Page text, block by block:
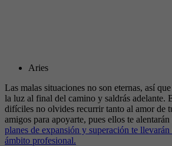
Aries
Las malas situaciones no son eternas, así
la luz al final del camino y saldrás adelante.
difíciles no olvides recurrir tanto al amor de
amigos para apoyarte, pues ellos te alentarán
planes de expansión y superación te
ámbito profesional.